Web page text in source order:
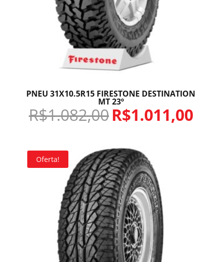
PNEU 31X10.5R15 FIRESTONE DESTINATION
MT 23º
R$1.082,00R$1.011,00
Oferta!